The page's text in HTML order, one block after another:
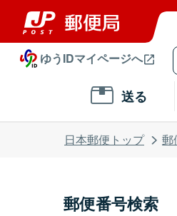
ゆうIDマイページへ
送る
日本郵便トップ 郵
郵便番号検索